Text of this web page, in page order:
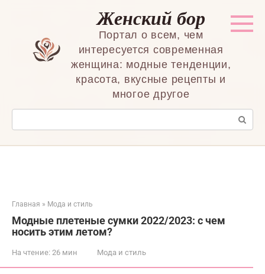
Женский бор
Портал о всем, чем
интересуется современная
женщина: модные тенденции,
красота, вкусные рецепты и
многое другое
Поиск:
Главная » Мода и стиль
Модные плетеные сумки 2022/2023: с чем
носить этим летом?
На чтение: 26 мин Мода и стиль